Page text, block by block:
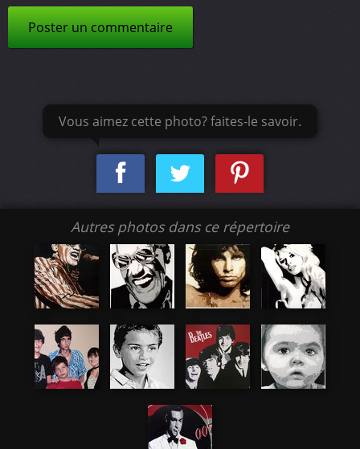
Poster un commentaire
Vous aimez cette photo? faites-le savoir.
Autres photos dans ce répertoire